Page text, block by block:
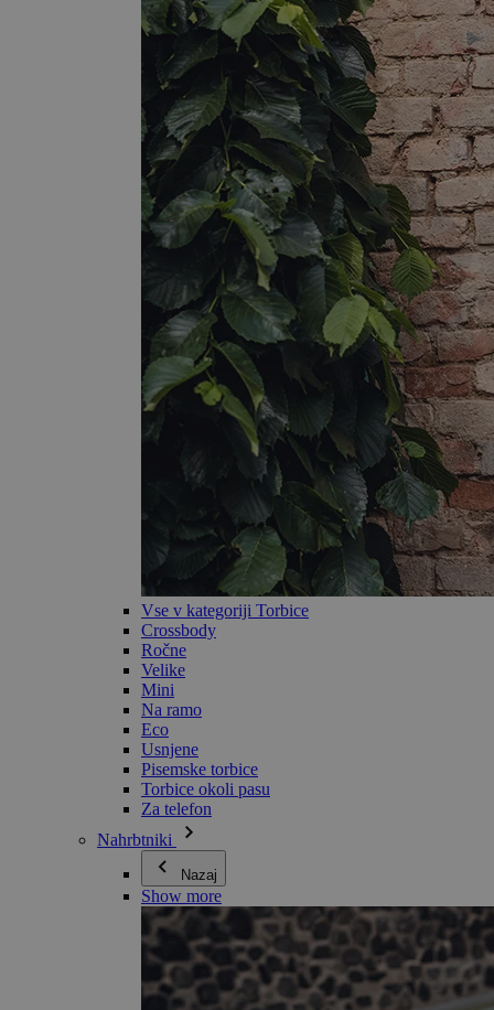
Vse v kategoriji Torbice
Crossbody
Ročne
Velike
Mini
Na ramo
Eco
Usnjene
Pisemske torbice
Torbice okoli pasu
Za telefon
Nahrbtniki
Nazaj
Show more